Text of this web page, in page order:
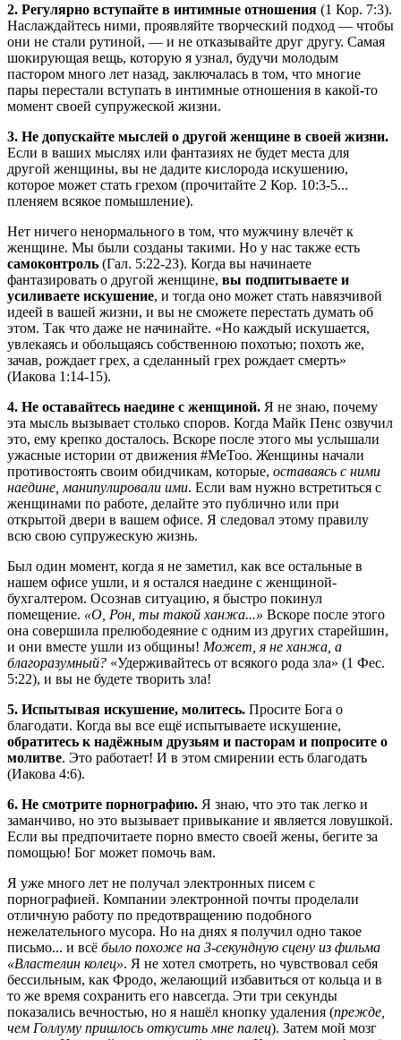
2. Регулярно вступайте в интимные отношения (1 Кор. 7:3).
Наслаждайтесь ними, проявляйте творческий подход — чтобы
они не стали рутиной, — и не отказывайте друг другу. Самая
шокирующая вещь, которую я узнал, будучи молодым
пастором много лет назад, заключалась в том, что многие
пары перестали вступать в интимные отношения в какой-то
момент своей супружеской жизни.
3. Не допускайте мыслей о другой женщине в своей жизни.
Если в ваших мыслях или фантазиях не будет места для
другой женщины, вы не дадите кислорода искушению,
которое может стать грехом (прочитайте 2 Кор. 10:3-5...
пленяем всякое помышление).
Нет ничего ненормального в том, что мужчину влечёт к
женщине. Мы были созданы такими. Но у нас также есть
самоконтроль (Гал. 5:22-23). Когда вы начинаете
фантазировать о другой женщине, вы подпитываете и
усиливаете искушение, и тогда оно может стать навязчивой
идеей в вашей жизни, и вы не сможете перестать думать об
этом. Так что даже не начинайте. «Но каждый искушается,
увлекаясь и обольщаясь собственною похотью; похоть же,
зачав, рождает грех, а сделанный грех рождает смерть»
(Иакова 1:14-15).
4. Не оставайтесь наедине с женщиной. Я не знаю, почему
эта мысль вызывает столько споров. Когда Майк Пенс озвучил
это, ему крепко досталось. Вскоре после этого мы услышали
ужасные истории от движения #MeToo. Женщины начали
противостоять своим обидчикам, которые, оставаясь с ними
наедине, манипулировали ими. Если вам нужно встретиться с
женщинами по работе, делайте это публично или при
открытой двери в вашем офисе. Я следовал этому правилу
всю свою супружескую жизнь.
Был один момент, когда я не заметил, как все остальные в
нашем офисе ушли, и я остался наедине с женщиной-
бухгалтером. Осознав ситуацию, я быстро покинул
помещение. «О, Рон, ты такой ханжа...» Вскоре после этого
она совершила прелюбодеяние с одним из других старейшин,
и они вместе ушли из общины! Может, я не ханжа, а
благоразумный? «Удерживайтесь от всякого рода зла» (1 Фес.
5:22), и вы не будете творить зла!
5. Испытывая искушение, молитесь. Просите Бога о
благодати. Когда вы все ещё испытываете искушение,
обратитесь к надёжным друзьям и пасторам и попросите о
молитве. Это работает! И в этом смирении есть благодать
(Иакова 4:6).
6. Не смотрите порнографию. Я знаю, что это так легко и
заманчиво, но это вызывает привыкание и является ловушкой.
Если вы предпочитаете порно вместо своей жены, бегите за
помощью! Бог может помочь вам.
Я уже много лет не получал электронных писем с
порнографией. Компании электронной почты проделали
отличную работу по предотвращению подобного
нежелательного мусора. Но на днях я получил одно такое
письмо... и всё было похоже на 3-секундную сцену из фильма
«Властелин колец». Я не хотел смотреть, но чувствовал себя
бессильным, как Фродо, желающий избавиться от кольца и в
то же время сохранить его навсегда. Эти три секунды
показались вечностью, но я нашёл кнопку удаления (прежде,
чем Голлуму пришлось откусить мне палец). Затем мой мозг